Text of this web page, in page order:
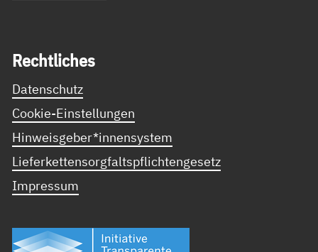
Recht­li­ches
Datenschutz
Cookie-Einstellungen
Hinweisgeber*innensystem
Lieferkettensorgfaltspflichtengesetz
Impressum